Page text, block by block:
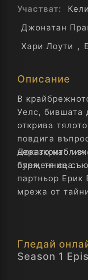
Участват:
Джонатан
Хари Лоути ,
Описание
В
Уелс, бившата
открива
повдига
неразкрито
племенница.
Докато
буря, тя се
партньор Ерик
мрежа от
Гледай
Season 1